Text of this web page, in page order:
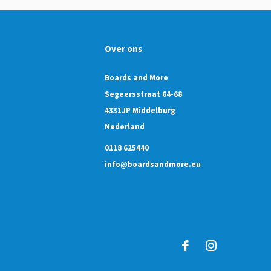
Over ons
Boards and More
Segeersstraat 64-68
4331JP Middelburg
Nederland
0118 625440
info@boardsandmore.eu